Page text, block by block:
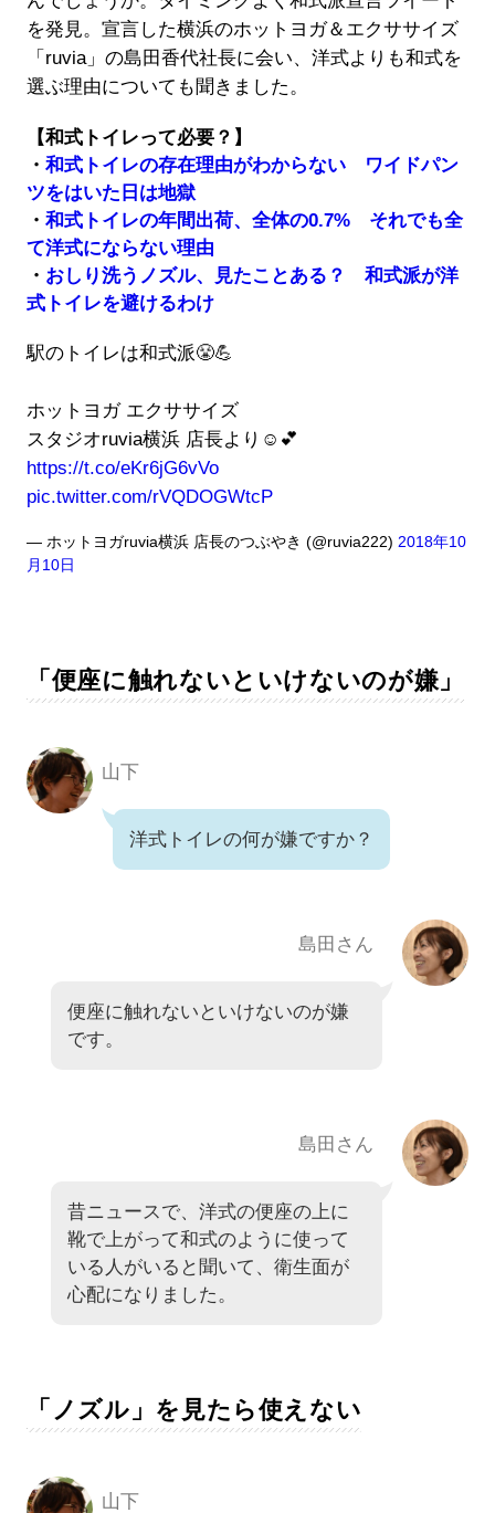
を発見。宣言した横浜のホットヨガ＆エクササイズ
「ruvia」の島田香代社長に会い、洋式よりも和式を
選ぶ理由についても聞きました。
【和式トイレって必要？】
・ 和式トイレの存在理由がわからない ワイドパン
ツをはいた日は地獄
・ 和式トイレの年間出荷、全体の0.7% それでも全
て洋式にならない理由
・ おしり洗うノズル、見たことある？ 和式派が洋
式トイレを避けるわけ
駅のトイレは和式派😤💪
ホットヨガ エクササイズ
スタジオruvia横浜 店長より☺️💕
https://t.co/eKr6jG6vVo
pic.twitter.com/rVQDOGWtcP
— ホットヨガruvia横浜 店長のつぶやき (@ruvia222) 2018年10
月10日
「便座に触れないといけないのが嫌」
山下
洋式トイレの何が嫌ですか？
島田さん
便座に触れないといけないのが嫌
です。
島田さん
昔ニュースで、洋式の便座の上に
靴で上がって和式のように使って
いる人がいると聞いて、衛生面が
心配になりました。
「ノズル」を見たら使えない
山下